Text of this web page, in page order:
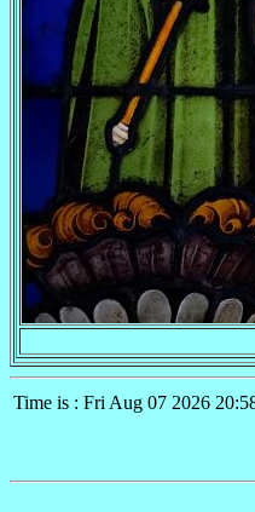
Time is : Fri Aug 07 2026